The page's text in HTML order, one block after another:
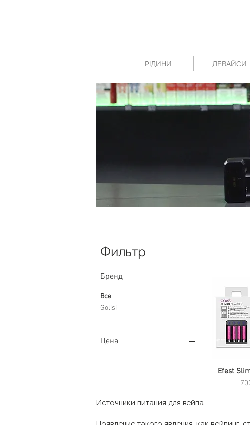
РІДИНИ ДЕВАЙСИ
Фильтр
Бренд
Все
Golisi
Цена
Efest
Источники питания для вейпа